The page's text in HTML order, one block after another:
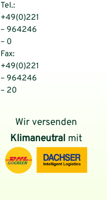
Tel.:
+49(0)221
– 964246
– 0
Fax:
+49(0)221
– 964246
– 20
Wir versenden
Klimaneutral mit